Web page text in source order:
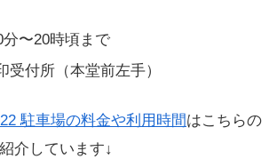
〜20時頃まで
受付所（本堂前左手）
駐車場の料金や利用時間はこちらの
介しています↓